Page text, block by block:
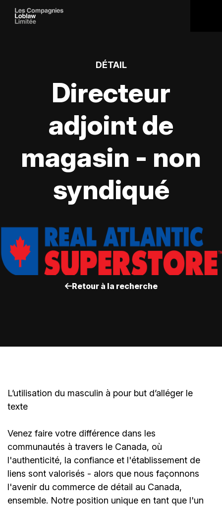
DÉTAIL
Directeur
adjoint de
magasin - non
syndiqué
Retour à la recherche
L’utilisation du masculin à pour but d’alléger le
texte
Venez faire votre différence dans les
communautés à travers le Canada, où
l'authenticité, la confiance et l'établissement de
liens sont valorisés - alors que nous façonnons
l'avenir du commerce de détail au Canada,
ensemble. Notre position unique en tant que l'un